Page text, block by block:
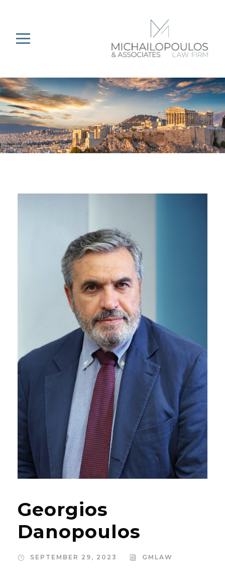
Georgios
Danopoulos
SEPTEMBER 29, 2023 GMLAW